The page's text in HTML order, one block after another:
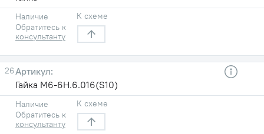
Наличие
Обратитесь к
консультанту
К схеме
26
Гайка М6-6Н.6.016(S10)
Наличие
Обратитесь к
консультанту
К схеме